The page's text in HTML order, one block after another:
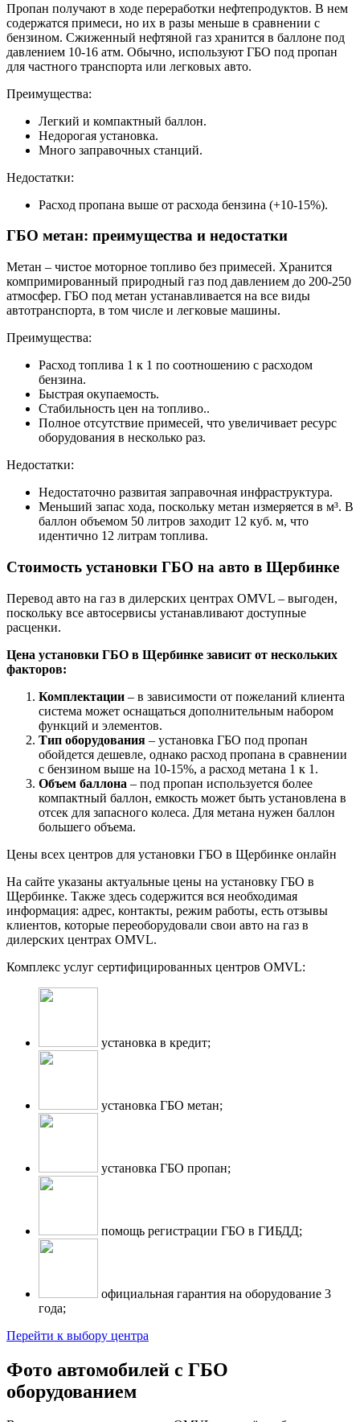
Пропан получают в ходе переработки нефтепродуктов. В нем
содержатся примеси, но их в разы меньше в сравнении с
бензином. Сжиженный нефтяной газ хранится в баллоне под
давлением 10-16 атм. Обычно, используют ГБО под пропан
для частного транспорта или легковых авто.
Преимущества:
Легкий и компактный баллон.
Недорогая установка.
Много заправочных станций.
Недостатки:
Расход пропана выше от расхода бензина (+10-15%).
ГБО метан: преимущества и недостатки
Метан – чистое моторное топливо без примесей. Хранится
компримированный природный газ под давлением до 200-250
атмосфер. ГБО под метан устанавливается на все виды
автотранспорта, в том числе и легковые машины.
Преимущества:
Расход топлива 1 к 1 по соотношению с расходом
бензина.
Быстрая окупаемость.
Стабильность цен на топливо..
Полное отсутствие примесей, что увеличивает ресурс
оборудования в несколько раз.
Недостатки:
Недостаточно развитая заправочная инфраструктура.
Меньший запас хода, поскольку метан измеряется в м³. В
баллон объемом 50 литров заходит 12 куб. м, что
идентично 12 литрам топлива.
Стоимость установки ГБО на авто в Щербинке
Перевод авто на газ в дилерских центрах OMVL – выгоден,
поскольку все автосервисы устанавливают доступные
расценки.
Цена установки ГБО в Щербинке зависит от нескольких
факторов:
Комплектации – в зависимости от пожеланий клиента
система может оснащаться дополнительным набором
функций и элементов.
Тип оборудования – установка ГБО под пропан
обойдется дешевле, однако расход пропана в сравнении
с бензином выше на 10-15%, а расход метана 1 к 1.
Объем баллона – под пропан используется более
компактный баллон, емкость может быть установлена в
отсек для запасного колеса. Для метана нужен баллон
большего объема.
Цены всех центров для установки ГБО в Щербинке онлайн
На сайте указаны актуальные цены на установку ГБО в
Щербинке. Также здесь содержится вся необходимая
информация: адрес, контакты, режим работы, есть отзывы
клиентов, которые переоборудовали свои авто на газ в
дилерских центрах OMVL.
Комплекс услуг сертифицированных центров OMVL:
установка в кредит;
установка ГБО метан;
установка ГБО пропан;
помощь регистрации ГБО в ГИБДД;
официальная гарантия на оборудование 3
года;
Перейти к выбору центра
Фото автомобилей с ГБО
оборудованием